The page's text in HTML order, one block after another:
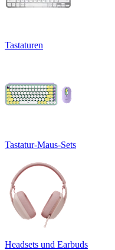
Tastaturen
Tastatur-Maus-Sets
Headsets und Earbuds